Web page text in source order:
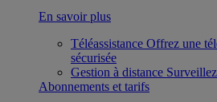
En savoir plus
Téléassistance Offrez une
sécurisée
Gestion à distance
Abonnements et tarifs